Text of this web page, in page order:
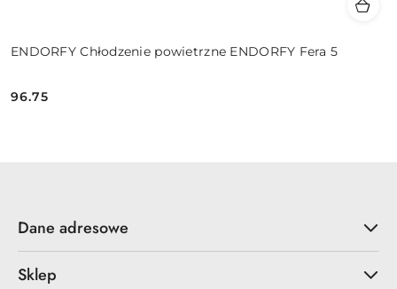
ENDORFY Chłodzenie powietrzne ENDORFY Fera 5
Cena:
96.75
Dane adresowe
Sklep